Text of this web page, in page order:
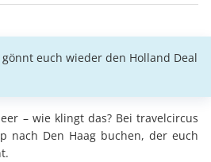
euch wieder den Holland Deal
– wie klingt das? Bei travelcircus
nach Den Haag buchen, der euch